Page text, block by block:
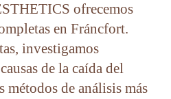
ofrecemos
en Fráncfort.
investigamos
de la caída del
de análisis más